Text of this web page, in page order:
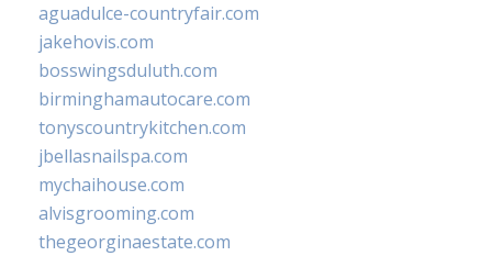
aguadulce-countryfair.com
jakehovis.com
bosswingsduluth.com
birminghamautocare.com
tonyscountrykitchen.com
jbellasnailspa.com
mychaihouse.com
alvisgrooming.com
thegeorginaestate.com